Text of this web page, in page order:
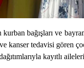
bağışları ve
kanser tedavisi gören
kayıtlı